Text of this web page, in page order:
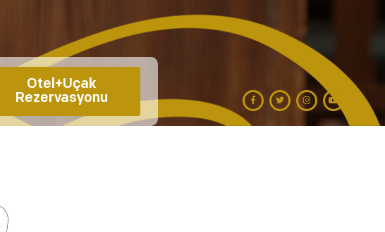
Otel+Uçak
Rezervasyonu